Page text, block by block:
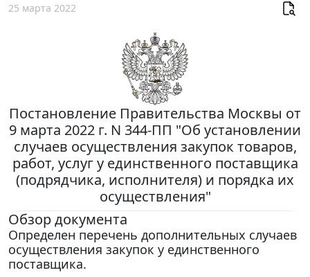
25 марта 2022
Постановление Правительства Москвы от
9 марта 2022 г. N 344-ПП "Об установлении
случаев осуществления закупок товаров,
работ, услуг у единственного поставщика
(подрядчика, исполнителя) и порядка их
осуществления"
Обзор документа
Определен перечень дополнительных случаев
осуществления закупок у единственного
поставщика.